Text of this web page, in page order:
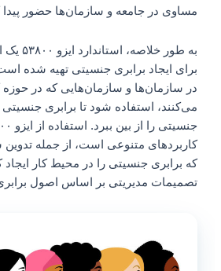
مساوی در جامعه و سازمان‌ها حضور پیدا
به طور
برای ایجاد برابری جنسیتی تهیه شده است.
در سازمان‌ها و سازمان‌هایی که در حوزه
می‌کنند، استفاده شود تا برابری جنسیتی
کاربردهای متنوعی است، از جمله تدوین
که برابری جنسیتی را در محیط کار ایجاد
تصمیمات مدیریتی بر اساس اصول